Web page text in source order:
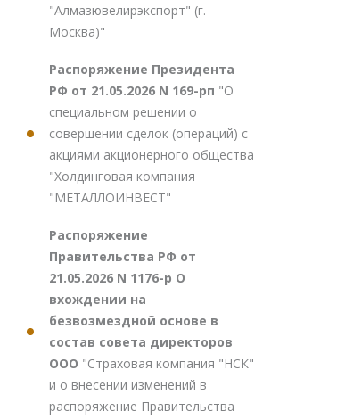
"Алмазювелирэкспорт" (г.
Москва)"
Распоряжение Президента
РФ от 21.05.2026 N 169-рп "О
специальном решении о
совершении сделок (операций) с
акциями акционерного общества
"Холдинговая компания
"МЕТАЛЛОИНВЕСТ"
Распоряжение
Правительства РФ от
21.05.2026 N 1176-р О
вхождении на
безвозмездной основе в
состав совета директоров
ООО "Страховая компания "НСК"
и о внесении изменений в
распоряжение Правительства